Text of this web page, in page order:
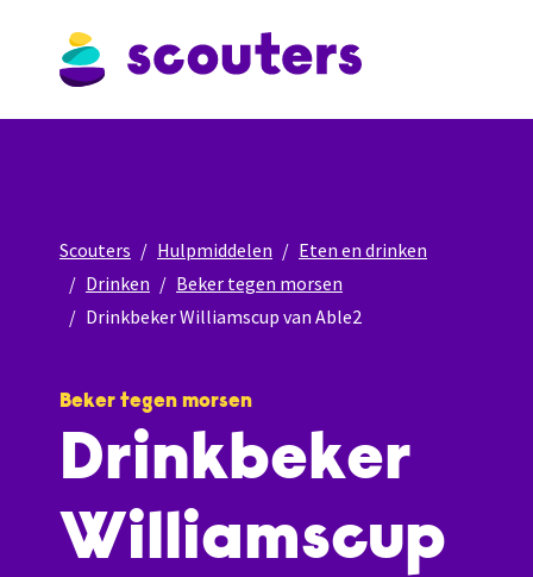
Scouters Hulpmiddelen
Eten en drinken
Drinken
Beker tegen morsen
Drinkbeker Williamscup van Able2
Beker tegen morsen
Drinkbeker
Williamscup